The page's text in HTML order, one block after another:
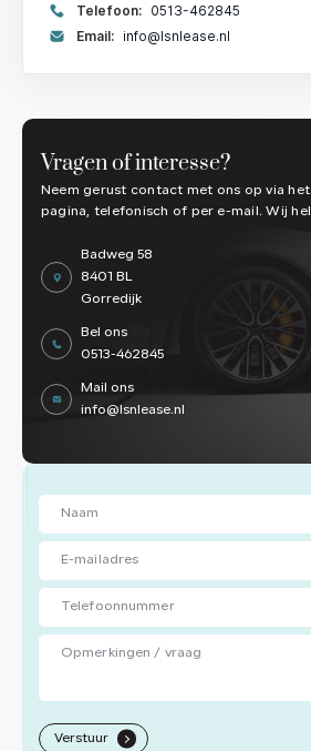
Telefoon: 0513-462845
Email: info@lsnlease.nl
Vragen of interesse?
Neem gerust contact met ons op via
pagina, telefonisch of per e-mail. Wij
Badweg 58
8401 BL
Gorredijk
Bel ons
0513-462845
Mail ons
info@lsnlease.nl
Verstuur .